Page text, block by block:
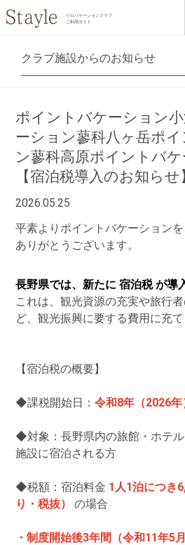
リロバケーションクラブ
ご利用ガイド
クラブ施設からのお知らせ
ポイントバケーション
ーション蓼科八ヶ岳ポイ
ン蓼科高原ポイントバ
【宿泊税導入のお知らせ
2026.05.25
平素よりポイントバケーション
ありがとうございます。
長野県では、 新たに 宿泊税 が導
これは、観光資源の充実や旅行
ど、観光振興に要する費用に充て
【宿泊税の概要】
◆課税開始日： 令和8年（2026
◆対象：長野県内の旅館・ホテ
施設に宿泊される方
◆税額：宿泊料金 1人1泊につき
り・税抜） の場合
・制度開始後3年間（令和11年5